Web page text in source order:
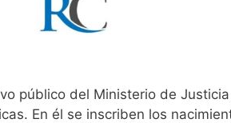
público del Ministerio de
En él se inscriben los